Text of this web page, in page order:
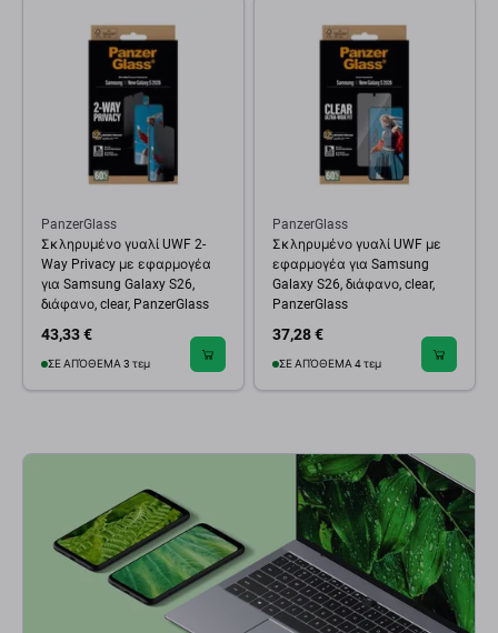
PanzerGlass
Σκληρυμένο γυαλί UWF 2-
Way Privacy με εφαρμογέα
για Samsung Galaxy S26,
διάφανο, clear, PanzerGlass
43,33 €
ΣΕ ΑΠΌΘΕΜΑ 3 τεμ
PanzerGlass
Σκληρυμένο γυαλί UWF με
εφαρμογέα για Samsung
Galaxy S26, διάφανο, clear,
PanzerGlass
37,28 €
ΣΕ ΑΠΌΘΕΜΑ 4 τεμ